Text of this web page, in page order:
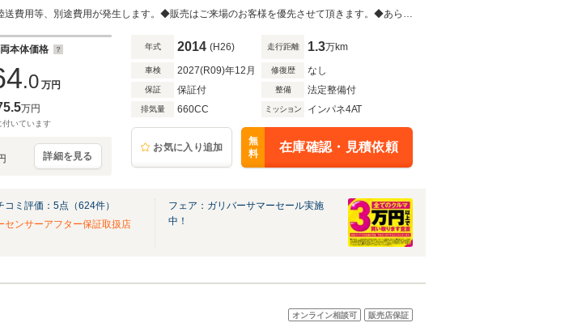
ー スマートキー フロアマット
本体価格
.0 万円
万円
付いています
詳細を見る
年式 2014 (H26) 走行距離 1.3万km
車検 2027(R09)年12月 修復歴 なし
保証 保証付 整備 法定整備付
排気量 660CC ミッション インパネ4AT
お気に入り追加
無
料
在庫確認・見積依頼
コミ評価： 5点（624件）
センサーアフター保証取扱店
フェア：ガリバーサマーセール実施
中！
オンライン相談可 販売店保証